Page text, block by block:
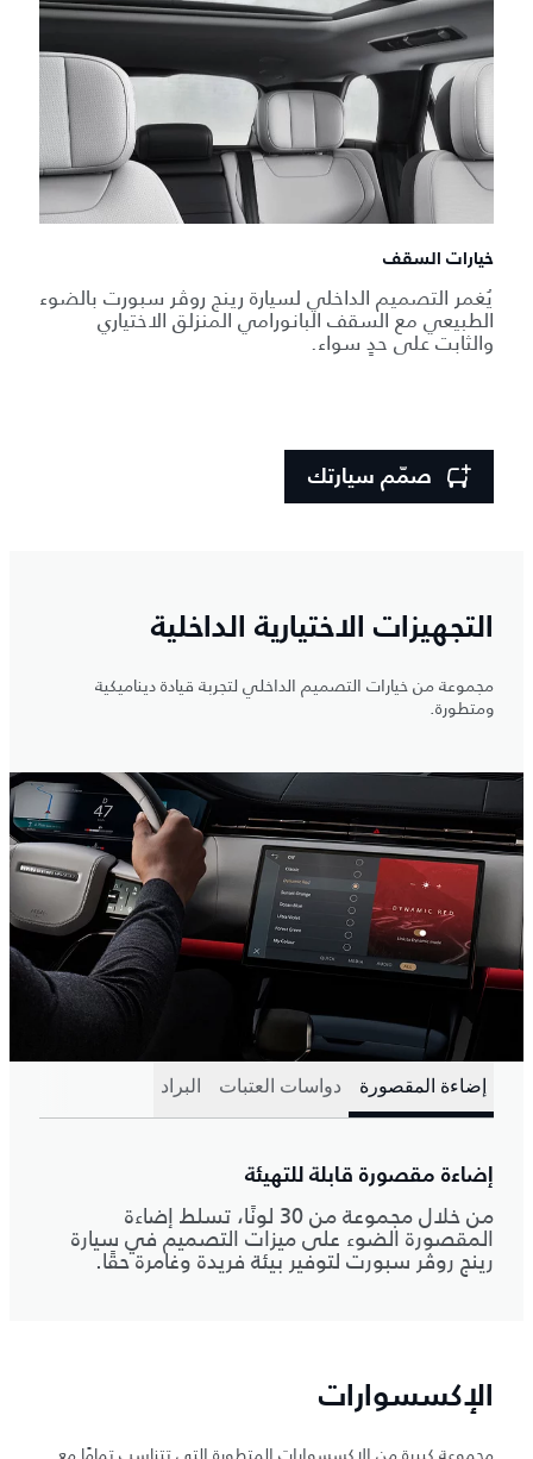
خيارات السقف
يُغمر التصميم الداخلي لسيارة رينج روڤر سبورت بالضوء
الطبيعي مع السقف البانورامي المنزلق الاختياري
والثابت على حدٍ سواء.
صمّم سيارتك
التجهيزات الاختيارية الداخلية
مجموعة من خيارات التصميم الداخلي لتجربة قيادة ديناميكية
ومتطورة.
إضاءة المقصورة دواسات العتبات البراد
إضاءة مقصورة قابلة للتهيئة
من خلال مجموعة من 30 لونًا، تسلط إضاءة
المقصورة الضوء على ميزات التصميم في سيارة
رينج روڤر سبورت لتوفير بيئة فريدة وغامرة حقًا.
الإكسسوارات